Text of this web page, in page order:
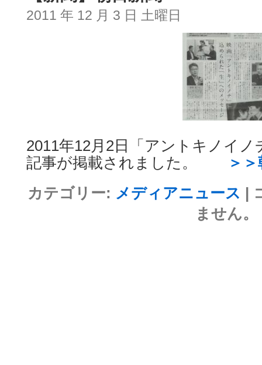
2011 年 12 月 3 日 土曜日
2011年12月2日「アントキノイノ
記事が掲載されました。
＞＞
カテゴリー: メディアニュース
ません。